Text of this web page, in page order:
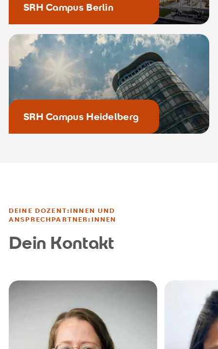
SRH Campus Berlin
SRH Campus Heidelberg
DEINE DOZENT:INNEN UND
ANSPRECHPARTNER:INNEN
Dein Kontakt
+49 214 3301 39-36